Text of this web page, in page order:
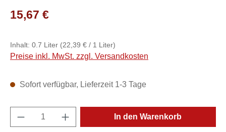
Regulärer Preis:
15,67 €
Inhalt: 0.7 Liter (22,39 € / 1 Liter)
Preise inkl. MwSt. zzgl. Versandkosten
Sofort verfügbar, Lieferzeit 1-3 Tage
Produkt Anzahl: Gib den gewünschten
In den Warenkorb